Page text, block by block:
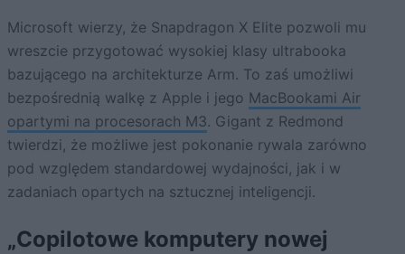
Microsoft wierzy, że Snapdragon X Elite pozwoli mu
wreszcie przygotować wysokiej klasy ultrabooka
bazującego na architekturze Arm. To zaś umożliwi
bezpośrednią walkę z Apple i jego MacBookami Air
opartymi na procesorach M3. Gigant z Redmond
twierdzi, że możliwe jest pokonanie rywala zarówno
pod względem standardowej wydajności, jak i w
zadaniach opartych na sztucznej inteligencji.
„Copilotowe komputery nowej